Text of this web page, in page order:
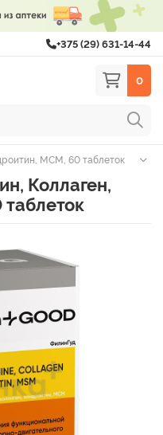
+375 (29) 631-14-44
0
МСМ, 60 таблеток
Коллаген,